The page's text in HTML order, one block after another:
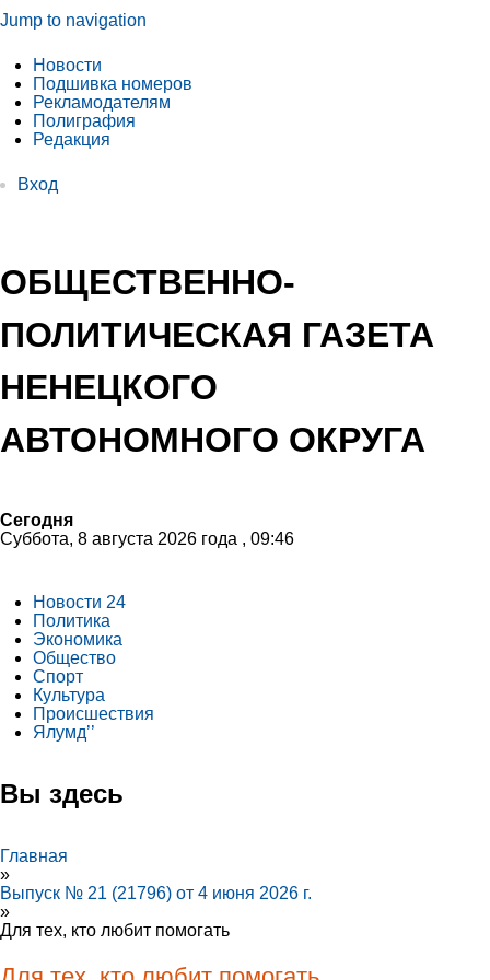
Jump to navigation
Новости
Подшивка номеров
Рекламодателям
Полиграфия
Редакция
Вход
ОБЩЕСТВЕННО-
ПОЛИТИЧЕСКАЯ ГАЗЕТА
НЕНЕЦКОГО
АВТОНОМНОГО ОКРУГА
Сегодня
Суббота, 8 августа 2026 года , 09:46
Новости 24
Политика
Экономика
Общество
Спорт
Культура
Происшествия
Ялумд’’
Вы здесь
Главная
»
Выпуск № 21 (21796) от 4 июня 2026 г.
»
Для тех, кто любит помогать